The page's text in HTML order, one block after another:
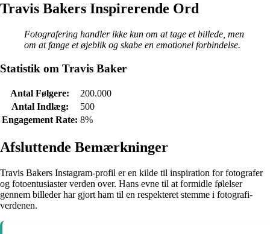
Travis Bakers Inspirerende Ord
Fotografering handler ikke kun om at tage et billede, men
om at fange et øjeblik og skabe en emotionel forbindelse.
Statistik om Travis Baker
Antal Følgere:
200.000
Antal Indlæg:
500
Engagement Rate: 8%
Afsluttende Bemærkninger
Travis Bakers Instagram-profil er en kilde til inspiration for fotografer
og fotoentusiaster verden over. Hans evne til at formidle følelser
gennem billeder har gjort ham til en respekteret stemme i fotografi-
verdenen.